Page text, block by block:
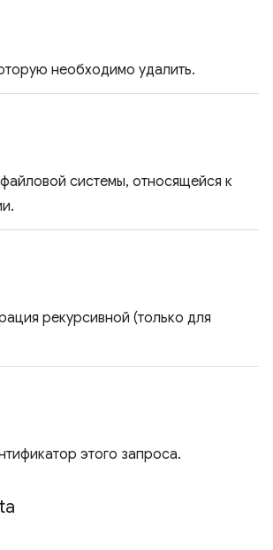
необходимо удалить.
системы, относящейся к
рекурсивной (только для
этого запроса.